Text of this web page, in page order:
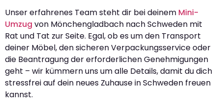
Unser erfahrenes Team steht dir bei deinem Mini-
Umzug von Mönchengladbach nach Schweden mit
Rat und Tat zur Seite. Egal, ob es um den Transport
deiner Möbel, den sicheren Verpackungsservice oder
die Beantragung der erforderlichen Genehmigungen
geht – wir kümmern uns um alle Details, damit du dich
stressfrei auf dein neues Zuhause in Schweden freuen
kannst.